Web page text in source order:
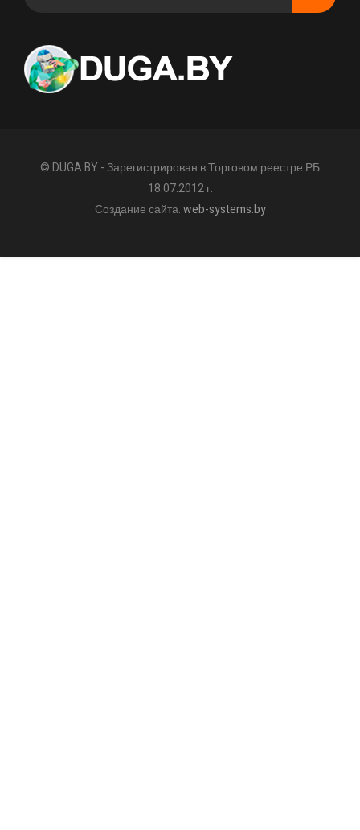
© DUGA.BY - Зарегистрирован в Торговом реестре РБ
18.07.2012 г.
Создание сайта:web-systems.by